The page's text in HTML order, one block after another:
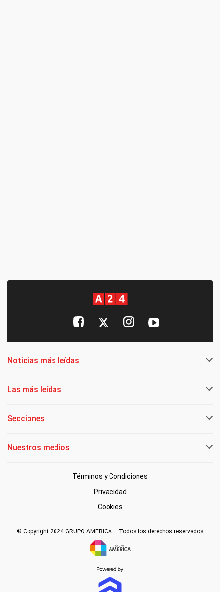
Noticias más leídas
Las más leídas
Secciones
Nuestros medios
Términos y Condiciones
Privacidad
Cookies
© Copyright 2024 GRUPO AMERICA – Todos los derechos reservados